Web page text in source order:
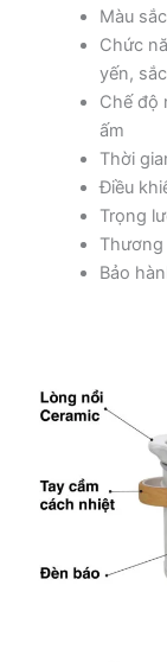
Màu
Chức
yến,
Chế độ
ấm
Thời
Điều
Trọng
Thương
Bảo